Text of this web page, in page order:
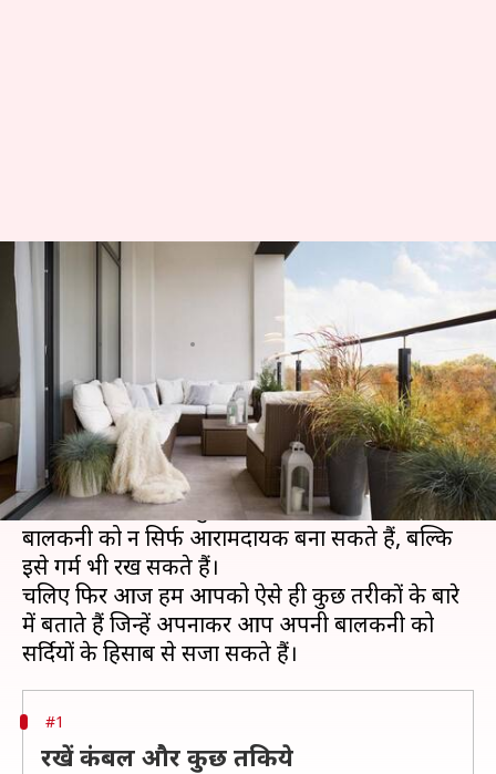
सर्दियों में इस तरह सजाएं अपनी
बालकनी, होगा गर्माहट का अहसास
लेखन
क्या है खबर?
बहुत से लोग सर्दियों में अपनी बालकनी के दरवाजे बंद
रखना पसंद करते हैं ताकि ठंडी हवा घर में न आ सकें।
हालांकि आप चाहें तो कुछ तरीकों को फॉलो कर अपनी
बालकनी को न सिर्फ आरामदायक बना सकते हैं, बल्कि
इसे गर्म भी रख सकते हैं।
चलिए फिर आज हम आपको ऐसे ही कुछ तरीकों के बारे
में बताते हैं जिन्हें अपनाकर आप अपनी बालकनी को
#1
रखें कंबल और कुछ तकिये